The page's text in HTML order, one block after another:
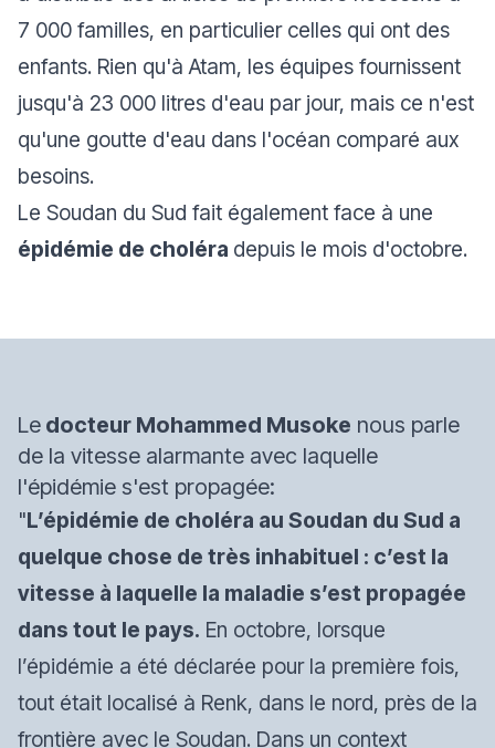
7 000 familles, en particulier celles qui ont des
enfants. Rien qu'à Atam, les équipes fournissent
jusqu'à 23 000 litres d'eau par jour, mais ce n'est
qu'une goutte d'eau dans l'océan comparé aux
besoins.
Le Soudan du Sud fait également face à une
épidémie de choléra depuis le mois d'octobre.
Le docteur Mohammed Musoke nous parle
de la vitesse alarmante avec laquelle
l'épidémie s'est propagée:
"L’épidémie de choléra au Soudan du Sud a
quelque chose de très inhabituel : c’est la
vitesse à laquelle la maladie s’est propagée
dans tout le pays. En octobre, lorsque
l’épidémie a été déclarée pour la première fois,
tout était localisé à Renk, dans le nord, près de la
frontière avec le Soudan. Dans un context